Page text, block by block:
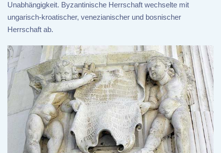
Unabhängigkeit. Byzantinische Herrschaft wechselte mit
ungarisch-kroatischer, venezianischer und bosnischer
Herrschaft ab.